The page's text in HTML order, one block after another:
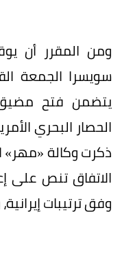
ومن المقرر أن
سويسرا الجمعة
يتضمن فتح مضيق
الحصار البحري
ذكرت وكالة «مهر»
وفق ترتيبات